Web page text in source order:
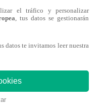
puede
el tráfico y personalizar
, tus datos se gestionarán
datos te invitamos leer nuestra